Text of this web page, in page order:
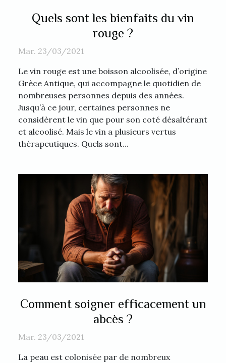
Quels sont les bienfaits du vin
rouge ?
Mar. 23/03/2021
Le vin rouge est une boisson alcoolisée, d’origine
Grèce Antique, qui accompagne le quotidien de
nombreuses personnes depuis des années.
Jusqu’à ce jour, certaines personnes ne
considèrent le vin que pour son coté désaltérant
et alcoolisé. Mais le vin a plusieurs vertus
thérapeutiques. Quels sont...
Comment soigner efficacement un
abcès ?
Mar. 23/03/2021
La peau est colonisée par de nombreux